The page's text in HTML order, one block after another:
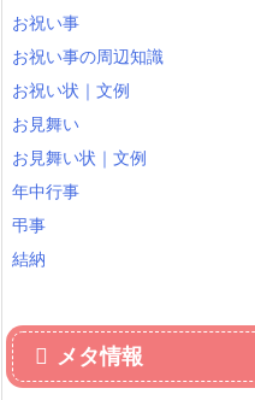
お祝い事
お祝い事の周辺知識
お祝い状｜文例
お見舞い
お見舞い状｜文例
年中行事
弔事
結納
メタ情報